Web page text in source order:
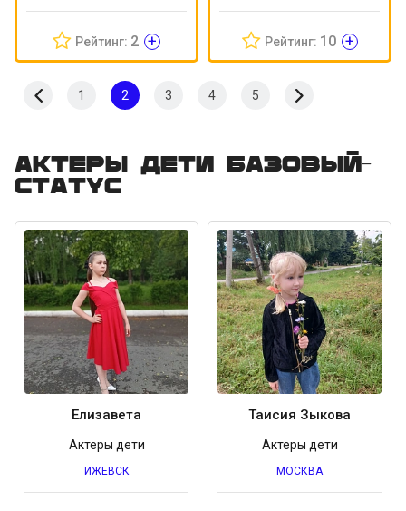
Рейтинг: 2 + Рейтинг: 10 +
1 2 3 4 5
Актеры дети Базовый-
статус
Елизавета
Актеры дети
ИЖЕВСК
Таисия Зыкова
Актеры дети
МОСКВА